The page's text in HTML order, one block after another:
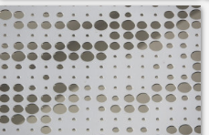
Logements de
sallanches
SALLACNHES (74)
LOGEMENTS
Réalisation de remplissages de gardes-
corps en tôle perforée
Motifs fournis par l'architecte